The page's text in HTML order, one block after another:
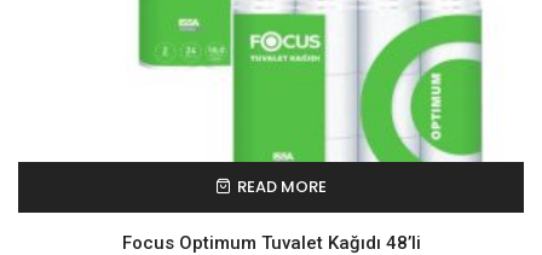
READ MORE
Focus Optimum Tuvalet Kağıdı 48’li